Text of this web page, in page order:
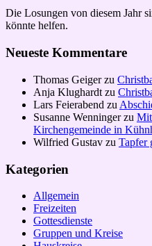
Die Losungen von diesem Jahr
könnte helfen.
Neueste Kommentare
Thomas Geigerzu
Anja Klughardt zu
Lars Feierabend zu
Susanne Wenningerzu
Kirchengemeinde in
Wilfried Gustav zu Tapfer
Kategorien
Allgemein
Freizeiten
Gottesdienste
Gruppen und Kreise